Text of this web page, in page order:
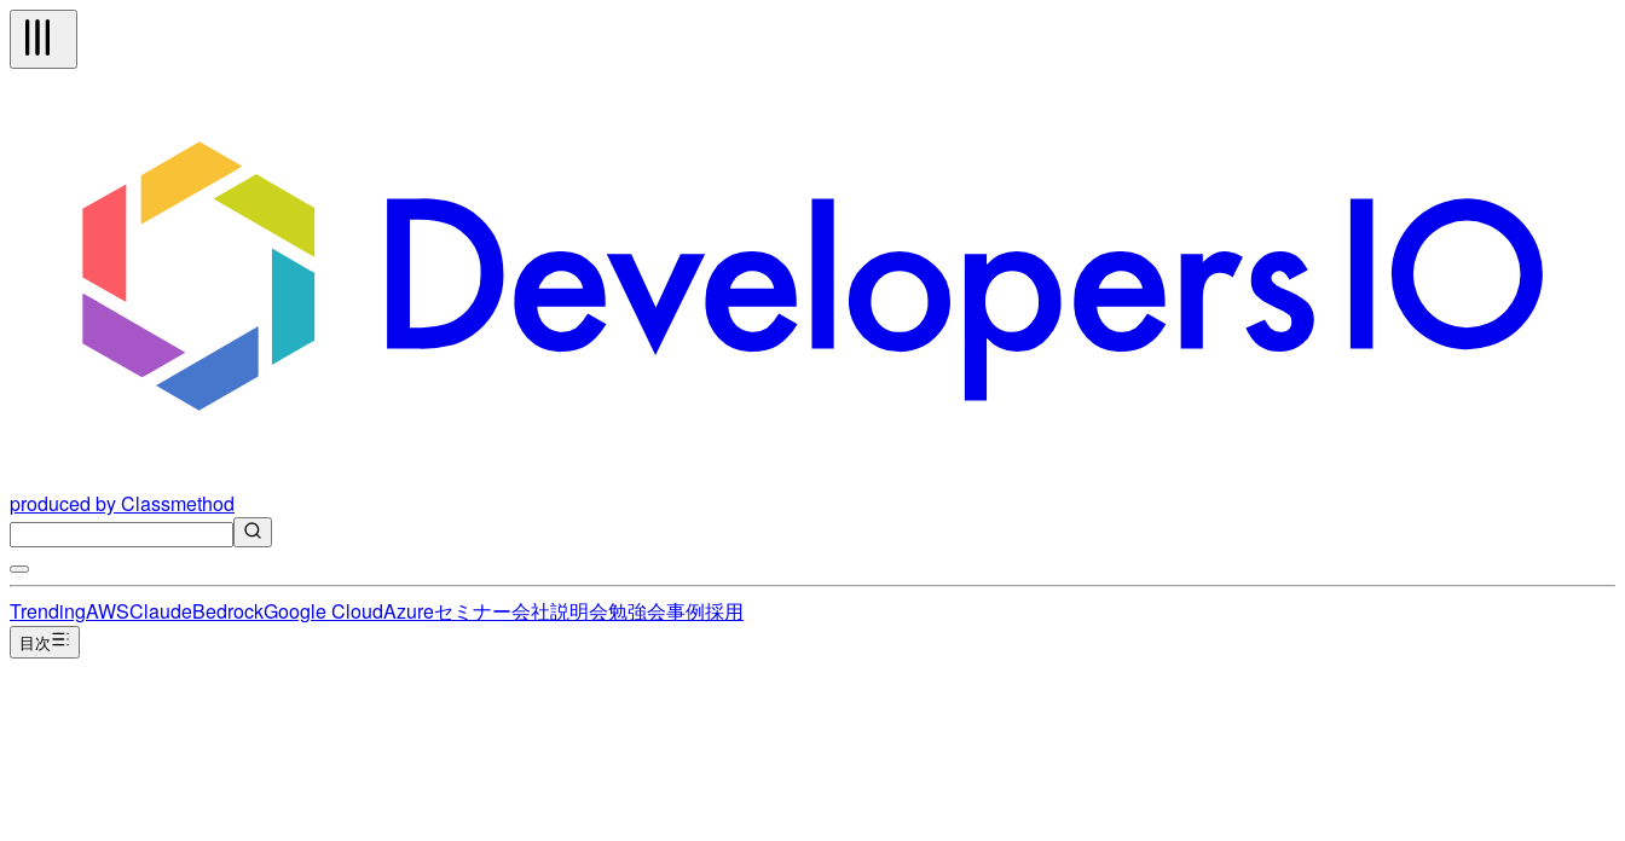
produced by Classmethod
TrendingAWSClaudeBedrockGoogle CloudAzureセミナー会社説明会勉強会事例採用
目次